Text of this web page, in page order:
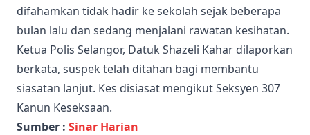
difahamkan tidak hadir ke sekolah sejak beberapa
bulan lalu dan sedang menjalani rawatan kesihatan.
Ketua Polis Selangor, Datuk Shazeli Kahar dilaporkan
berkata, suspek telah ditahan bagi membantu
siasatan lanjut. Kes disiasat mengikut Seksyen 307
Kanun Keseksaan.
Sumber : Sinar Harian